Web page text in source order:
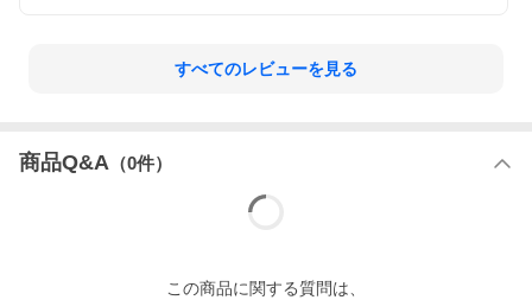
すべてのレビューを見る
商品Q&A （0件）
この商品に関する質問は、